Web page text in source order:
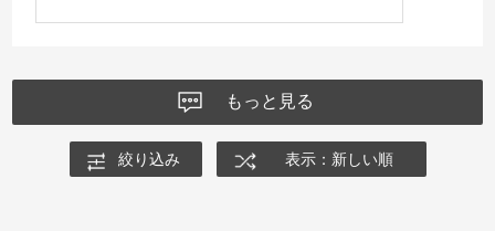
もっと見る
絞り込み 表示：新しい順